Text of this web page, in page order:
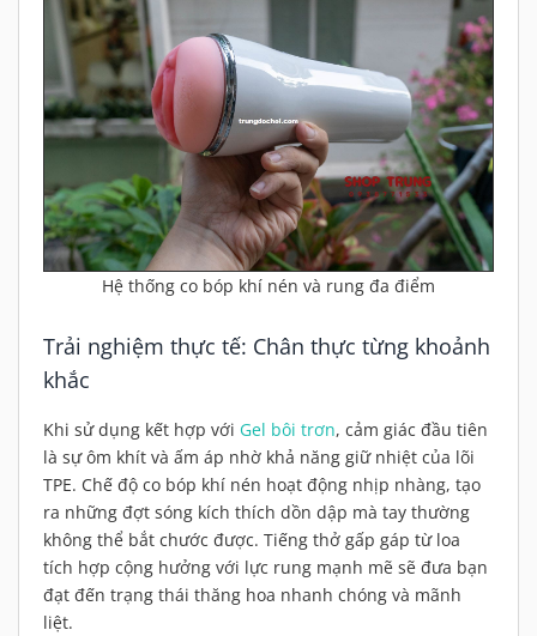
Hệ thống co bóp khí nén và rung đa điểm
Trải nghiệm thực tế: Chân thực từng khoảnh
khắc
Khi sử dụng kết hợp với Gel bôi trơn, cảm giác đầu tiên
là sự ôm khít và ấm áp nhờ khả năng giữ nhiệt của lõi
TPE. Chế độ co bóp khí nén hoạt động nhịp nhàng, tạo
ra những đợt sóng kích thích dồn dập mà tay thường
không thể bắt chước được. Tiếng thở gấp gáp từ loa
tích hợp cộng hưởng với lực rung mạnh mẽ sẽ đưa bạn
đạt đến trạng thái thăng hoa nhanh chóng và mãnh
liệt.